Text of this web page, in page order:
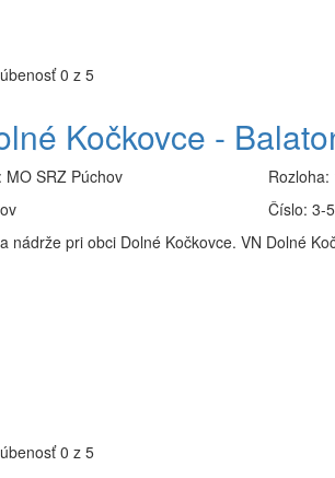
Kočkovce -
MO SRZ Púchov
Rozloha:
Číslo:3-
nádrže pri obci Dolné Kočkovce. VN Dolné